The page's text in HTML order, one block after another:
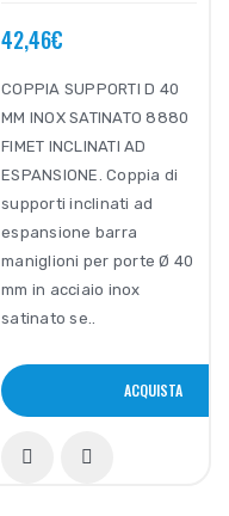
42,46€
COPPIA SUPPORTI D 40
MM INOX SATINATO 8880
FIMET INCLINATI AD
ESPANSIONE. Coppia di
supporti inclinati ad
espansione barra
maniglioni per porte Ø 40
mm in acciaio inox
satinato se..
ACQUISTA